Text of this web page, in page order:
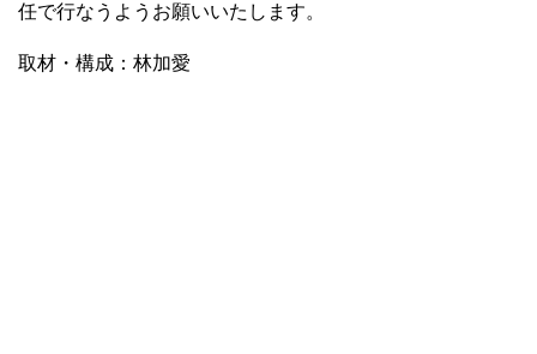
任で行なうようお願いいたします。
取材・構成：林加愛